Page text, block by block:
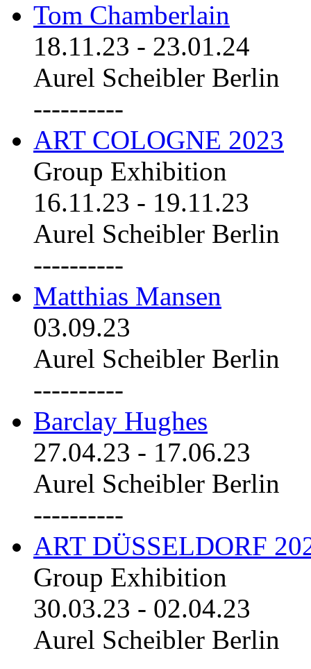
Tom Chamberlain
18.11.23 - 23.01.24
Aurel Scheibler Berlin
----------
ART COLOGNE 2023
Group Exhibition
16.11.23 - 19.11.23
Aurel Scheibler Berlin
----------
Matthias Mansen
03.09.23
Aurel Scheibler Berlin
----------
Barclay Hughes
27.04.23 - 17.06.23
Aurel Scheibler Berlin
----------
ART DÜSSELDORF
Group Exhibition
30.03.23 - 02.04.23
Aurel Scheibler Berlin